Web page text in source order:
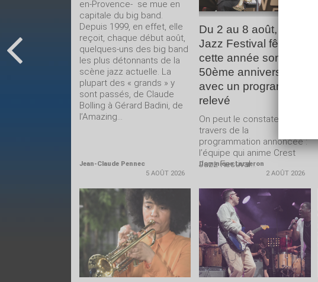
en-Provence- se mue en
capitale du big band.
Depuis 1999, en effet, elle
reçoit, chaque début août,
quelques-uns des big band
les plus détonnants de la
scène jazz actuelle. La
plupart des « grands » y
sont passés, de Claude
Bolling à Gérard Badini, de
l’Amazing...
Jean-Claude Pennec
5 AOÛT 2026
Du 2 au 8 août, Crest
Jazz Festival fête
cette année son
50ème anniversaire
avec un programme
relevé
On peut le constater au
travers de la
programmation annoncée :
l’équipe qui anime Crest
Jazz Festival...
Dominique Largeron
2 AOÛT 2026
LIRE LA
SUITE
LIRE LA
SUITE